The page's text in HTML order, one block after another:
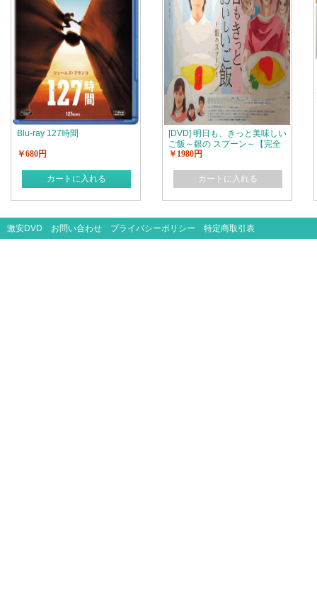
Blu-ray 127時間
￥680円
カートに入れる
[DVD] 明日も、きっと美味しい
ご飯～銀の スプーン～【完全
版】(初回生産限定版)
￥1980円
カートに入れる
激安DVD お問い合わせ プライバシーポリシー 特定商取引表